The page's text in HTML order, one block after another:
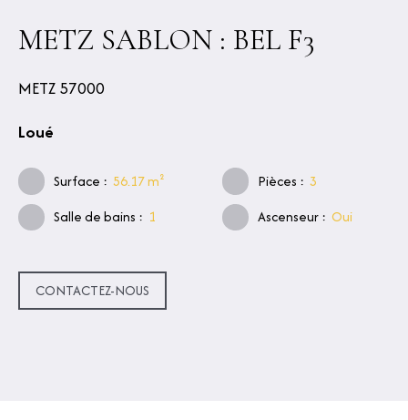
METZ SABLON : BEL F3
METZ 57000
Loué
Surface : 56.17m² Pièces : 3
Salle de bains : 1 Ascenseur : Oui
CONTACTEZ-NOUS